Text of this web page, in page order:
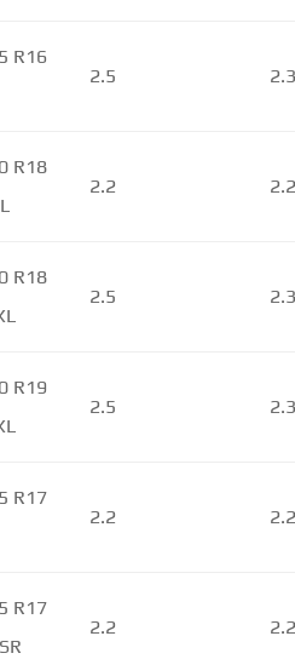
R16
2.5
R18
2.2
R18
2.5
R19
2.5
R17
2.2
R17
2.2